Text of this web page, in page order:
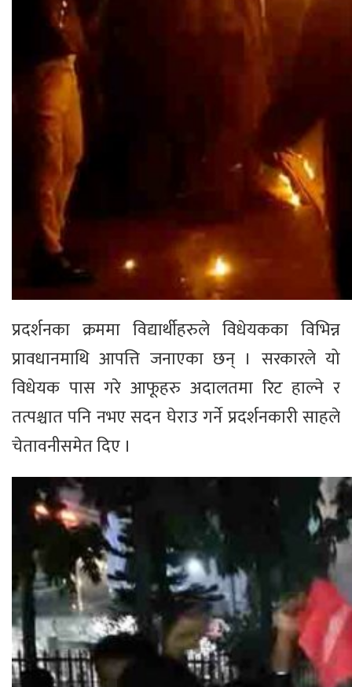
प्रदर्शनका क्रममा विद्यार्थीहरुले विधेयकका विभिन्न
प्रावधानमाथि आपत्ति जनाएका छन् । सरकारले यो
विधेयक पास गरे आफूहरु अदालतमा रिट हाल्ने र
तत्पश्चात पनि नभए सदन घेराउ गर्ने प्रदर्शनकारी साहले
चेतावनीसमेत दिए ।